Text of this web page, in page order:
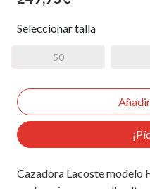
Seleccionar talla
50
Cazadora Lacoste modelo